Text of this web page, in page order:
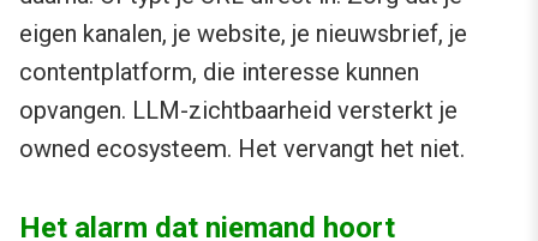
eigen kanalen, je website, je nieuwsbrief, je
contentplatform, die interesse kunnen
opvangen. LLM-zichtbaarheid versterkt je
owned ecosysteem. Het vervangt het niet.
Het alarm dat niemand hoort